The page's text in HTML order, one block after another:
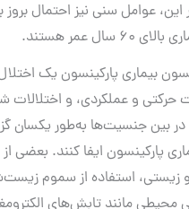
عوامل سنی نیز احتمال بروز
عمر هستند.